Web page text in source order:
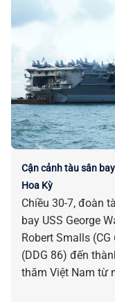
Cận cảnh tàu sân
Hoa Kỳ
Chiều 30-7, đoàn
bay USS George
Robert Smalls
(DDG 86) đến
thăm Việt Nam từ